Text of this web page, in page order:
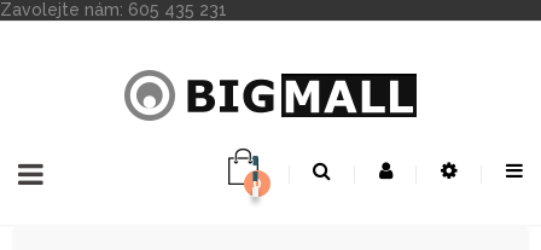
Zavolejte nám: 605 435 231
0